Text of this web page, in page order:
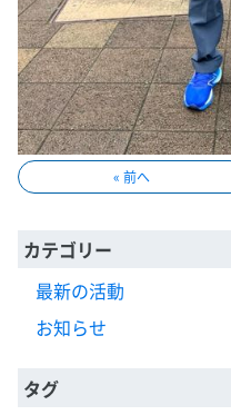
« 前へ
カテゴリー
最新の活動
お知らせ
タグ